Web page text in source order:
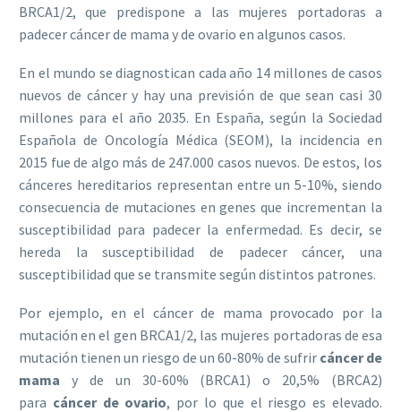
BRCA1/2, que predispone a las mujeres portadoras a
padecer cáncer de mama y de ovario en algunos casos.
En el mundo se diagnostican cada año 14 millones de casos
nuevos de cáncer y hay una previsión de que sean casi 30
millones para el año 2035. En España, según la Sociedad
Española de Oncología Médica (SEOM), la incidencia en
2015 fue de algo más de 247.000 casos nuevos. De estos, los
cánceres hereditarios representan entre un 5-10%, siendo
consecuencia de mutaciones en genes que incrementan la
susceptibilidad para padecer la enfermedad. Es decir, se
hereda la susceptibilidad de padecer cáncer, una
susceptibilidad que se transmite según distintos patrones.
Por ejemplo, en el cáncer de mama provocado por la
mutación en el gen BRCA1/2, las mujeres portadoras de esa
mutación tienen un riesgo de un 60-80% de sufrir cáncer de
mama y de un 30-60% (BRCA1) o 20,5% (BRCA2)
para cáncer de ovario, por lo que el riesgo es elevado.